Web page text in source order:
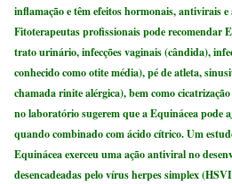
inflamação e têm efeitos hormonais, antivirais
Fitoterapeutas profissionais pode recomendar
trato urinário, infecções vaginais (cândida),
conhecido como otite média), pé de atleta,
chamada rinite alérgica), bem como
no laboratório sugerem que a Equinácea
quando combinado com ácido cítrico. Um
Equinácea exerceu uma ação antiviral no
desencadeadas pelo vírus herpes simplex